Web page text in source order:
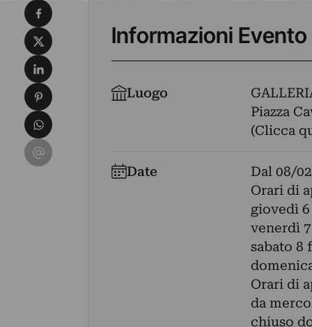
Informazioni Evento
Luogo
Piazza
(Clicca
Date Dal 08/
Orari di
giovedì
venerdì
sabato 8
Orari di
da
chiuso
Condividi su Facebook
Condividi su X
Condividi su LinkedIn
Condividi su Pinterest
Condividi su WhatsApp
Condividi su Email